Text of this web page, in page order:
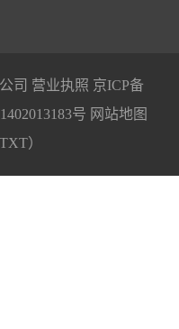
司 营业执照 京ICP备
号 网站地图
TXT）